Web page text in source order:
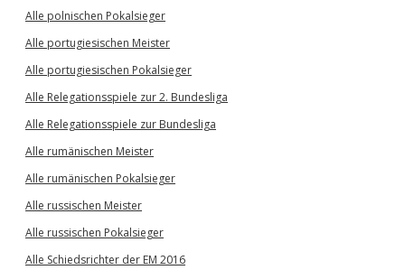
Alle polnischen Pokalsieger
Alle portugiesischen Meister
Alle portugiesischen Pokalsieger
Alle Relegationsspiele zur 2. Bundesliga
Alle Relegationsspiele zur Bundesliga
Alle rumänischen Meister
Alle rumänischen Pokalsieger
Alle russischen Meister
Alle russischen Pokalsieger
Alle Schiedsrichter der EM 2016